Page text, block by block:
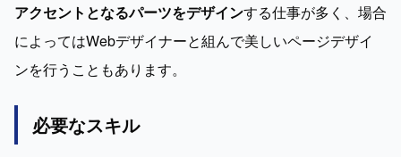
アクセントとなるパーツをデザインする仕事が多く、場合
によってはWebデザイナーと組んで美しいページデザイ
ンを行うこともあります。
必要なスキル